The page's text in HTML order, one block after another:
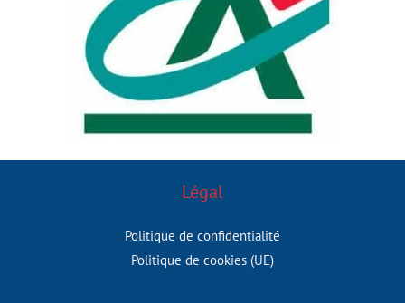
Légal
Politique de confidentialité
Politique de cookies (UE)